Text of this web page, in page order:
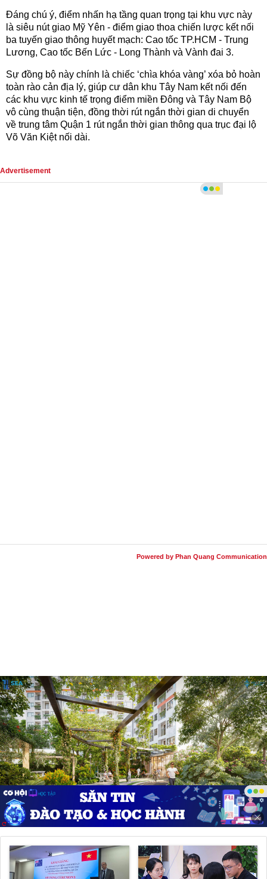
Đáng chú ý, điểm nhấn hạ tầng quan trọng tại khu vực này
là siêu nút giao Mỹ Yên - điểm giao thoa chiến lược kết nối
ba tuyến giao thông huyết mạch: Cao tốc TP.HCM - Trung
Lương, Cao tốc Bến Lức - Long Thành và Vành đai 3.
Sự đồng bộ này chính là chiếc ‘chìa khóa vàng’ xóa bỏ hoàn
toàn rào cản địa lý, giúp cư dân khu Tây Nam kết nối đến
các khu vực kinh tế trọng điểm miền Đông và Tây Nam Bộ
vô cùng thuận tiện, đồng thời rút ngắn thời gian di chuyển
về trung tâm Quận 1 rút ngắn thời gian thông qua trục đại lộ
Võ Văn Kiệt nối dài.
Advertisement
Powered by Phan Quang Communication